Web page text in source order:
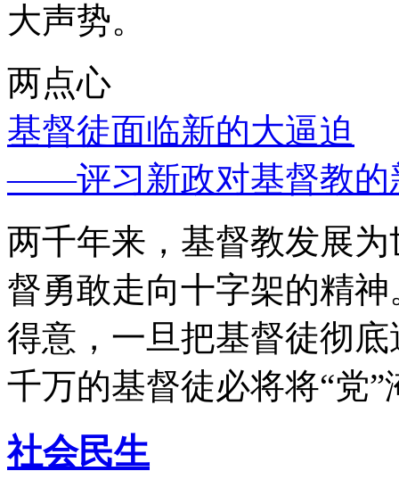
大声势。
两点心
基督徒面临新的大逼迫
——评习新政对基督教的
两千年来，基督教发展
督勇敢走向十字架的精
得意，一旦把基督徒彻
千万的基督徒必将将“党”
社会民生